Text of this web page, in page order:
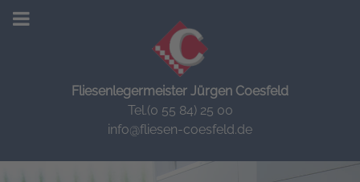
Fliesenlegermeister Jürgen Coesfeld
Tel.(0 55 84) 25 00
info@fliesen-coesfeld.de